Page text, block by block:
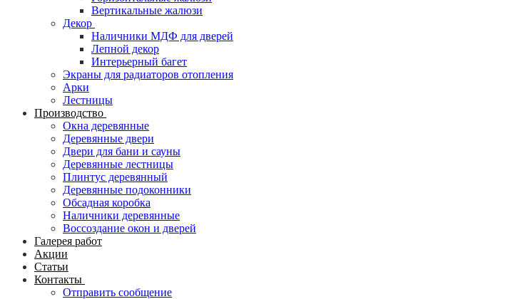
Вертикальные жалюзи
Декор
Наличники МДФ для дверей
Лепной декор
Интерьерный багет
Экраны для радиаторов отопления
Арки
Лестницы
Производство
Окна деревянные
Деревянные двери
Двери для бани и сауны
Деревянные лестницы
Плинтус деревянный
Деревянные подоконники
Обсадная коробка
Наличники деревянные
Воссоздание окон и дверей
Галерея работ
Акции
Статьи
Контакты
Отправить сообщение